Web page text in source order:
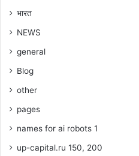
भारत
NEWS
general
Blog
other
pages
names for ai robots 1
up-capital.ru 150, 200